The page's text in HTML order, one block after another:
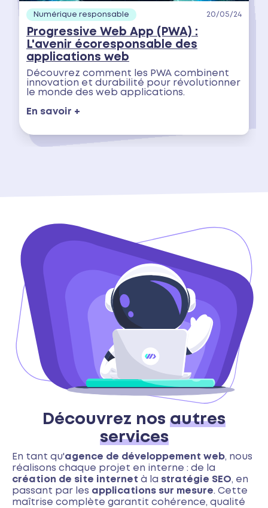
Numérique responsable 20/05/24
Progressive Web App (PWA) :
L'avenir écoresponsable des
applications web
Découvrez comment les PWA combinent
innovation et durabilité pour révolutionner
le monde des web applications.
En savoir +
Découvrez nos autres
services
En tant qu'agence de développement web, nous
réalisons chaque projet en interne : de la
création de site internet à la stratégie SEO, en
passant par les applications sur mesure. Cette
maîtrise complète garantit cohérence, qualité